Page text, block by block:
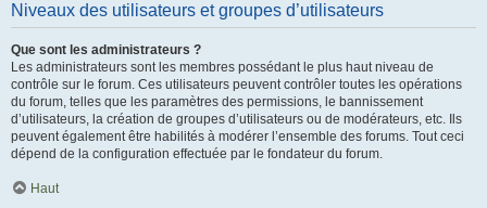
Niveaux des utilisateurs et groupes d’utilisateurs
Que sont les administrateurs ?
Les administrateurs sont les membres possédant le plus haut niveau de
contrôle sur le forum. Ces utilisateurs peuvent contrôler toutes les opérations
du forum, telles que les paramètres des permissions, le bannissement
d’utilisateurs, la création de groupes d’utilisateurs ou de modérateurs, etc. Ils
peuvent également être habilités à modérer l’ensemble des forums. Tout ceci
dépend de la configuration effectuée par le fondateur du forum.
Haut